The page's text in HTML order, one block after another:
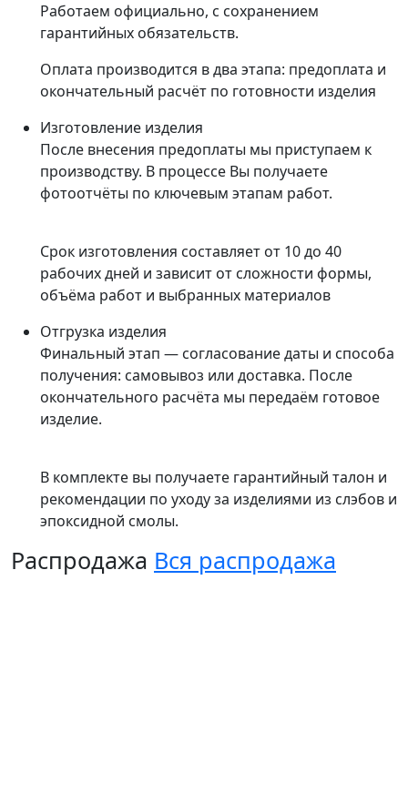
Работаем официально, с сохранением
гарантийных обязательств.
Оплата производится в два этапа: предоплата и
окончательный расчёт по готовности изделия
Изготовление изделия
После внесения предоплаты мы приступаем к
производству. В процессе Вы получаете
фотоотчёты по ключевым этапам работ.
Срок изготовления составляет от 10 до 40
рабочих дней и зависит от сложности формы,
объёма работ и выбранных материалов
Отгрузка изделия
Финальный этап — согласование даты и способа
получения: самовывоз или доставка. После
окончательного расчёта мы передаём готовое
изделие.
В комплекте вы получаете гарантийный талон и
рекомендации по уходу за изделиями из слэбов и
эпоксидной смолы.
Распродажа Вся распродажа